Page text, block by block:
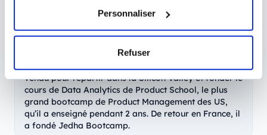
Personnaliser
Refuser
Antoine est le CEO et fondateur de Jedha. Diplômé
d’Audencia Business School et de UC Berkeley,
Business Analyst à San Francisco et à Paris. Il a
ensuite fondé sa première entreprise Evohé qu’il a
vendu pour repartir dans la Silicon Valley et fonder le
cours de Data Analytics de Product School, le plus
grand bootcamp de Product Management des US,
qu’il a enseigné pendant 2 ans. De retour en France, il
a fondé Jedha Bootcamp.